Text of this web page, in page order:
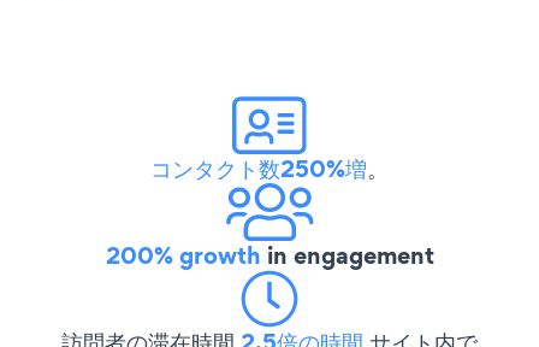
コンタクト数250%増。
200% growth in engagement